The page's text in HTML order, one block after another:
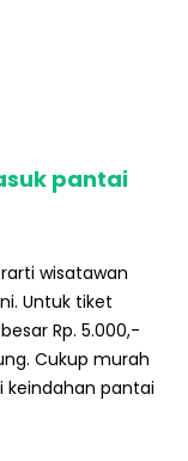
pantai
wisatawan
Untuk tiket
Rp. 5.000,-
Cukup murah
keindahan pantai